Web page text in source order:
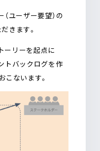
ユーザー要望）の
きます。
ーリーを起点に
トバックログを作
こないます。